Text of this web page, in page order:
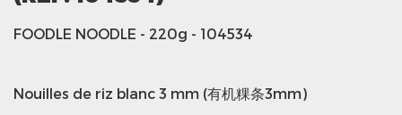
FOODLE NOODLE - 220g - 104534
Nouilles de riz blanc 3 mm (有机粿条3mm)